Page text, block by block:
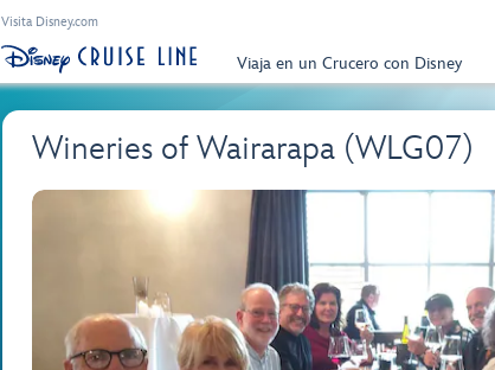
Visita Disney.com
Viaja en un Crucero con Disney
Wineries of Wairarapa (WLG07)